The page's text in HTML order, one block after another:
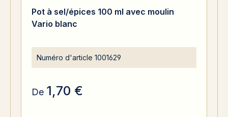
Note moyenne de 5 sur 5 étoiles
Pot à sel/épices 100 ml avec moulin
Vario blanc
Numéro d'article 1001629
De 1,70 €